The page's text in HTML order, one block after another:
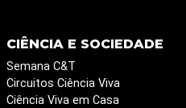
CIÊNCIA E SOCIEDADE
Semana C&T
Circuitos Ciência Viva
Ciência Viva em Casa